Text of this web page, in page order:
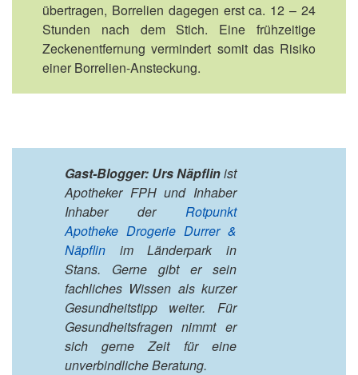
übertragen, Borrelien dagegen erst ca. 12 – 24
Stunden nach dem Stich. Eine frühzeitige
Zeckenentfernung vermindert somit das Risiko
einer Borrelien-Ansteckung.
Gast-Blogger: Urs Näpflinist
Apotheker FPH und Inhaber
Inhaber der Rotpunkt
Apotheke Drogerie Durrer &
Näpflinim Länderpark in
Stans. Gerne gibt er sein
fachliches Wissen als kurzer
Gesundheitstipp weiter. Für
Gesundheitsfragen nimmt er
sich gerne Zeit für eine
unverbindliche Beratung.